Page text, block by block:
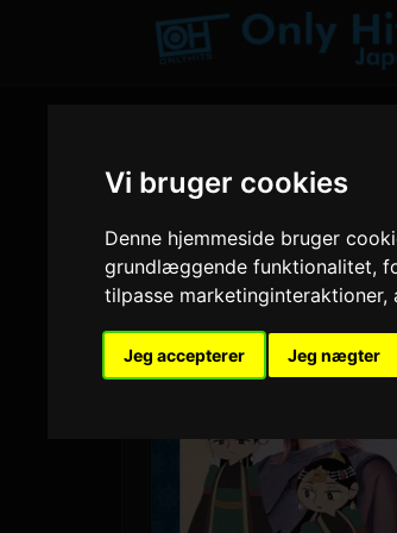
Vi bruger cookies
Denne hjemmeside bruger
grundlæggende funktionalitet,
tilpasse marketinginteraktioner,
Jeg accepterer Jeg nægter